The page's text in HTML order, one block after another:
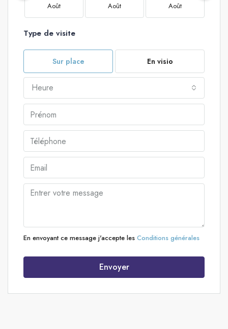
Août Août Août
Type de visite
Sur place En visio
Heure
En envoyant ce message j'accepte les Conditions générales
Envoyer